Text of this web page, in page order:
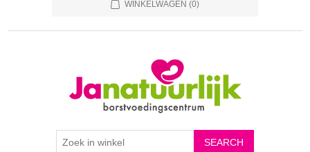
WINKELWAGEN (0)